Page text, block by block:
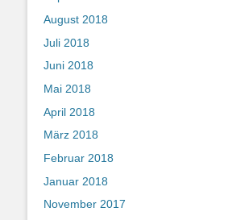
August 2018
Juli 2018
Juni 2018
Mai 2018
April 2018
März 2018
Februar 2018
Januar 2018
November 2017